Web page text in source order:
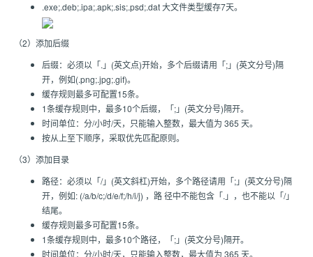
.exe;.deb;.ipa;.apk;.sis;.psd;.dat 大文件类型缓存7天。
（2）添加后缀
后缀：必须以「.」(英文点)开始，多个后缀请用「;」(英文分号)隔
开，例如(.png;.jpg;.gif)。
缓存规则最多可配置15条。
1条缓存规则中，最多10个后缀，「;」(英文分号)隔开。
时间单位：分/小时/天，只能输入整数，最大值为 365 天。
按从上至下顺序，采取优先匹配原则。
（3）添加目录
路径：必须以「/」(英文斜杠)开始，多个路径请用「;」(英文分号)隔
开，例如: (/a/b/c;/d/e/f;/h/i/j) ，路 径中不能包含「.」，也不能以「/」
结尾。
缓存规则最多可配置15条。
1条缓存规则中，最多10个路径，「;」(英文分号)隔开。
时间单位：分/小时/天，只能输入整数，最大值为 365 天。